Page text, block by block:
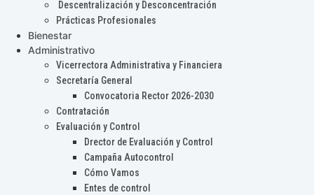
Descentralización y Desconcentración
Prácticas Profesionales
Bienestar
Administrativo
Vicerrectora Administrativa y Financiera
Secretaría General
Convocatoria Rector 2026-2030
Contratación
Evaluación y Control
Drector de Evaluación y Control
Campaña Autocontrol
Cómo Vamos
Entes de control